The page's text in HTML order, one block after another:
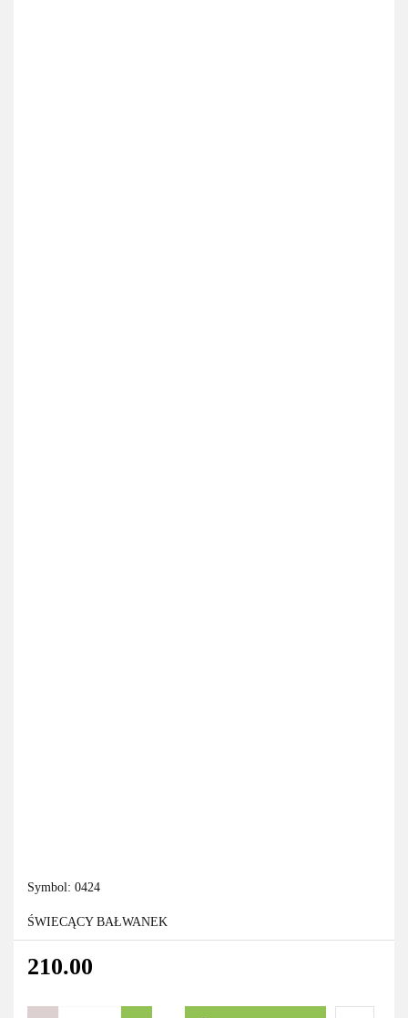
Symbol: 0424
ŚWIECĄCY BAŁWANEK
210.00